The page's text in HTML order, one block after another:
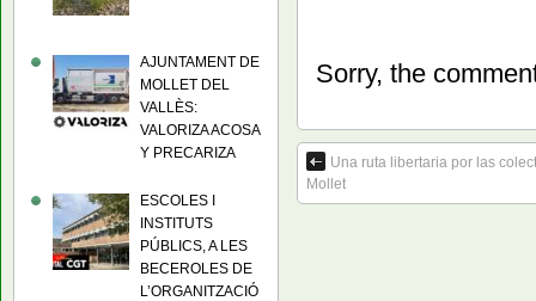
Sorry, the
Una ruta libertaria por las
Mollet
AJUNTAMENT DE
MOLLET DEL
VALLÈS:
VALORIZA ACOSA
Y PRECARIZA
ESCOLES I
INSTITUTS
PÚBLICS, A LES
BECEROLES DE
L’ORGANITZACIÓ